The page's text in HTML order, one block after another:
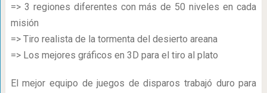
=> 3 regiones diferentes con más de 50 niveles en cada
misión
=> Tiro realista de la tormenta del desierto areana
=> Los mejores gráficos en 3D para el tiro al plato
El mejor equipo de juegos de disparos trabajó duro para